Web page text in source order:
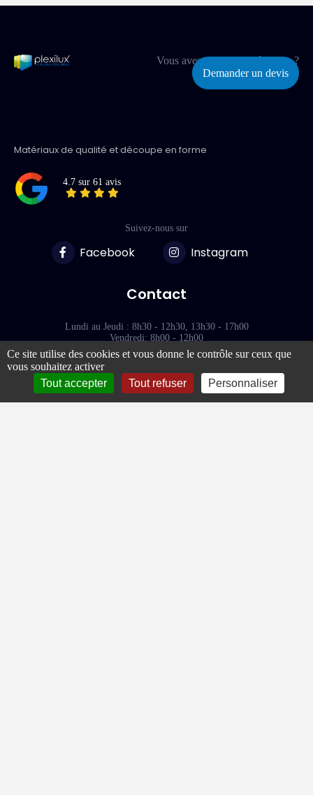
Vous avez un projet spécifique ?
Demander un devis
Matériaux de qualité et découpe en forme
4.7 sur 61 avis
Suivez-nous sur
Facebook Instagram
Contact
Lundi au Jeudi : 8h30 - 12h30, 13h30 - 17h00
Vendredi: 8h00 - 12h00
77000 - VAUX-LE-PÉNIL
Ce site utilise des cookies et vous donne le contrôle sur ceux que
vous souhaitez activer
Tout accepter
Tout refuser Personnaliser